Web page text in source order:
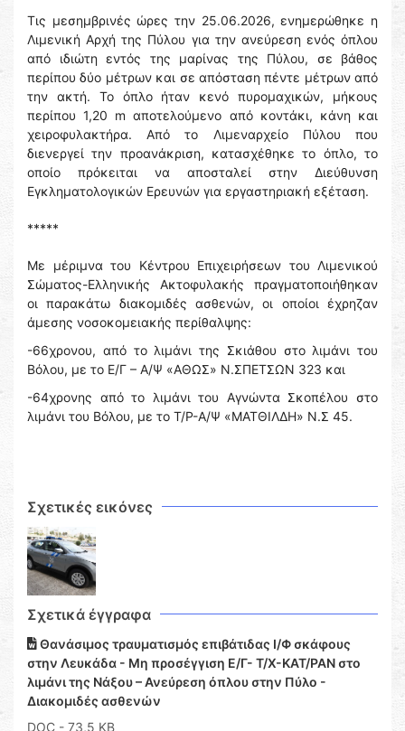
Τις μεσημβρινές ώρες την 25.06.2026, ενημερώθηκε η
Λιμενική Αρχή της Πύλου για την ανεύρεση ενός όπλου
από ιδιώτη εντός της μαρίνας της Πύλου, σε βάθος
περίπου δύο μέτρων και σε απόσταση πέντε μέτρων από
την ακτή. Το όπλο ήταν κενό πυρομαχικών, μήκους
περίπου 1,20 m αποτελούμενο από κοντάκι, κάνη και
χειροφυλακτήρα. Από το Λιμεναρχείο Πύλου που
διενεργεί την προανάκριση, κατασχέθηκε το όπλο, το
οποίο πρόκειται να αποσταλεί στην Διεύθυνση
Εγκληματολογικών Ερευνών για εργαστηριακή εξέταση.
*****
Με μέριμνα του Κέντρου Επιχειρήσεων του Λιμενικού
Σώματος-Ελληνικής Ακτοφυλακής πραγματοποιήθηκαν
οι παρακάτω διακομιδές ασθενών, οι οποίοι έχρηζαν
άμεσης νοσοκομειακής περίθαλψης:
-66χρονου, από το λιμάνι της Σκιάθου στο λιμάνι του
Βόλου, με το Ε/Γ – Α/Ψ «ΑΘΩΣ» Ν.ΣΠΕΤΣΩΝ 323 και
-64χρονης από το λιμάνι του Αγνώντα Σκοπέλου στο
λιμάνι του Βόλου, με το Τ/Ρ-Α/Ψ «ΜΑΤΘΙΛΔΗ» Ν.Σ 45.
Σχετικές εικόνες
Σχετικά έγγραφα
Θανάσιμος τραυματισμός επιβάτιδας Ι/Φ σκάφους
στην Λευκάδα - Μη προσέγγιση Ε/Γ- Τ/Χ-ΚΑΤ/ΡΑΝ στο
λιμάνι της Νάξου – Ανεύρεση όπλου στην Πύλο -
Διακομιδές ασθενών
DOC - 73,5 KB